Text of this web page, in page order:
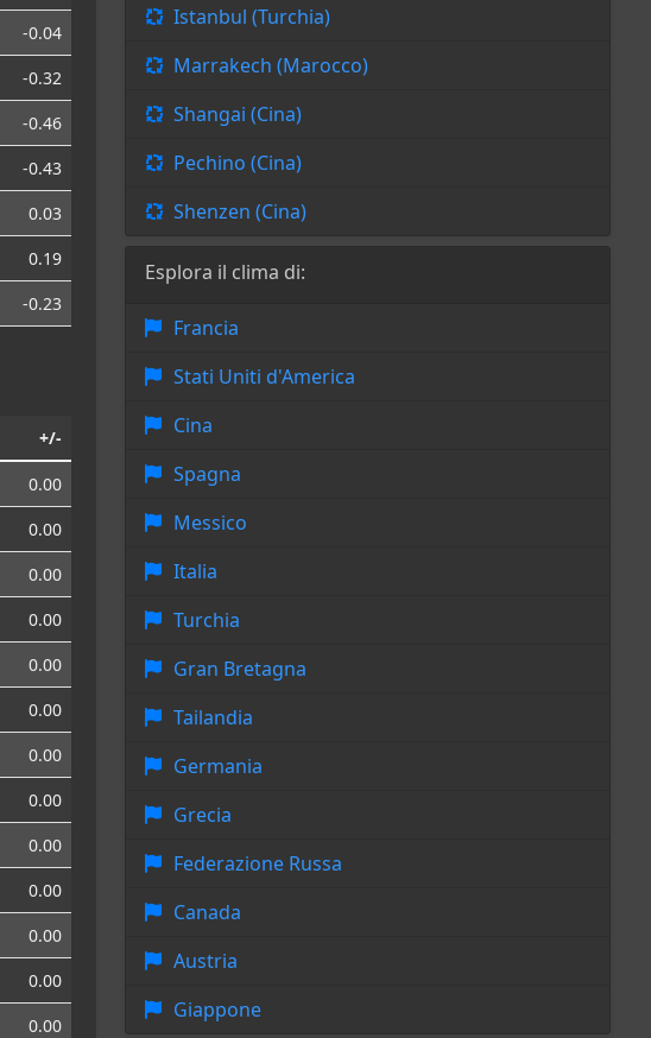
-0.04
-0.32
-0.46
-0.43
0.03
0.19
-0.23
+/-
0.00
0.00
0.00
0.00
0.00
0.00
0.00
0.00
0.00
0.00
0.00
0.00
0.00
Istanbul (Turchia)
Marrakech (Marocco)
Shangai (Cina)
Pechino (Cina)
Shenzen (Cina)
Esplora il clima di:
Francia
Stati Uniti d'America
Cina
Spagna
Messico
Italia
Turchia
Gran Bretagna
Tailandia
Germania
Grecia
Federazione Russa
Canada
Austria
Giappone